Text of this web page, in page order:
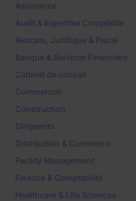
Assurance
Audit & Expertise Comptable
Avocats, Juridique & Fiscal
Banque & Services Financiers
Cabinet de conseil
Commercial
Construction
Dirigeants
Distribution & Commerce
Facility Management
Finance & Comptabilité
Healthcare & Life Sciences